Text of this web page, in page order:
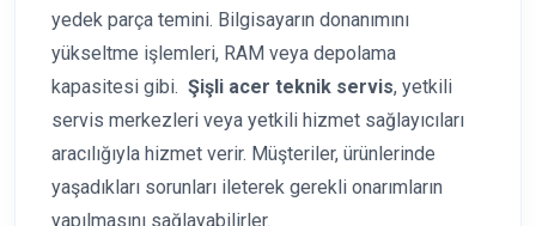
yedek parça temini. Bilgisayarın donanımını
yükseltme işlemleri, RAM veya depolama
kapasitesi gibi. Şişli acer teknik servis, yetkili
servis merkezleri veya yetkili hizmet sağlayıcıları
aracılığıyla hizmet verir. Müşteriler, ürünlerinde
yaşadıkları sorunları ileterek gerekli onarımların
yapılmasını sağlayabilirler.